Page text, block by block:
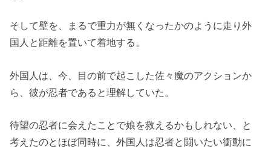
そして壁を、まるで重力が無くなったかのように走り外
国人と距離を置いて着地する。
外国人は、今、目の前で起こした佐々魔のアクションか
ら、彼が忍者であると理解していた。
待望の忍者に会えたことで娘を救えるかもしれない、と
考えたのとほぼ同時に、外国人は忍者と闘いたい衝動に